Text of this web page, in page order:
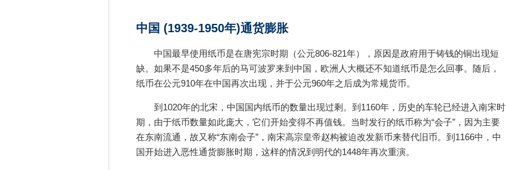
中国 (1939-1950年)通货膨胀
中国最早使用纸币是在唐宪宗时期（公元806-821年），原因是政府用于铸钱的铜出现短
缺。如果不是450多年后的马可波罗来到中国，欧洲人大概还不知道纸币是怎么回事。随后，
纸币在公元910年在中国再次出现，并于公元960年之后成为常规货币。
到1020年的北宋，中国国内纸币的数量出现过剩。到1160年，历史的车轮已经进入南宋时
期，由于纸币数量如此庞大，它们开始变得不再值钱。当时发行的纸币称为“会子”，因为主要
在东南流通，故又称“东南会子”，南宋高宗皇帝赵构被迫改发新币来替代旧币。到1166中，中
国开始进入恶性通货膨胀时期，这样的情况到明代的1448年再次重演。